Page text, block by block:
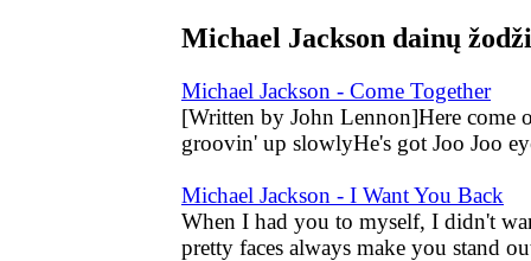
Michael Jackson dainų
Michael Jackson - Come Together
[Written by John Lennon]Here come
groovin' up slowlyHe's got Joo Joo
Michael Jackson - I Want You Back
When I had you to myself, I didn't
pretty faces always make you stand